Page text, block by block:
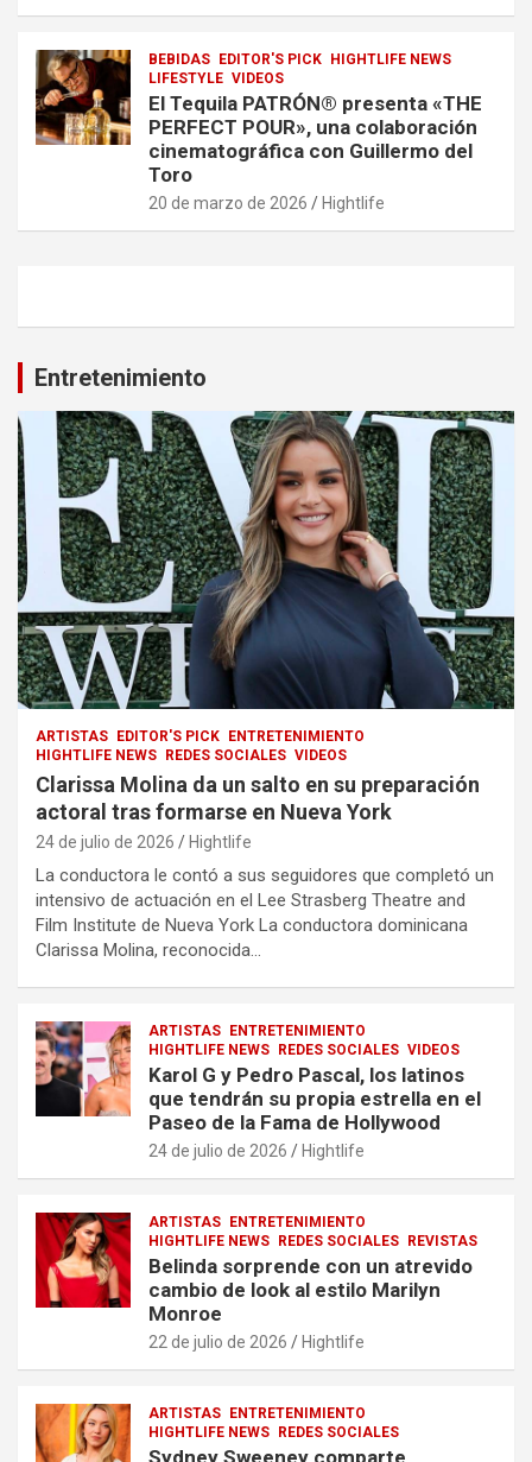
BEBIDAS EDITOR'S PICK
HIGHTLIFE NEWS
LIFESTYLE VIDEOS
El Tequila PATRÓN® presenta «THE
PERFECT POUR», una colaboración
cinematográfica con Guillermo del
Toro
20 de marzo de 2026 Hightlife
Entretenimiento
ARTISTAS EDITOR'S PICK
ENTRETENIMIENTO
HIGHTLIFE NEWS
REDES SOCIALES VIDEOS
Clarissa Molina da un salto en su preparación
actoral tras formarse en Nueva York
24 de julio de 2026 Hightlife
La conductora le contó a sus seguidores que completó un
intensivo de actuación en el Lee Strasberg Theatre and
Film Institute de Nueva York La conductora dominicana
Clarissa Molina, reconocida…
ARTISTAS
ENTRETENIMIENTO
HIGHTLIFE NEWS
REDES SOCIALES VIDEOS
Karol G y Pedro Pascal, los latinos
que tendrán su propia estrella en el
Paseo de la Fama de Hollywood
24 de julio de 2026 Hightlife
ARTISTAS
ENTRETENIMIENTO
HIGHTLIFE NEWS
REDES SOCIALES REVISTAS
Belinda sorprende con un atrevido
cambio de look al estilo Marilyn
Monroe
22 de julio de 2026 Hightlife
ARTISTAS
ENTRETENIMIENTO
HIGHTLIFE NEWS
REDES SOCIALES